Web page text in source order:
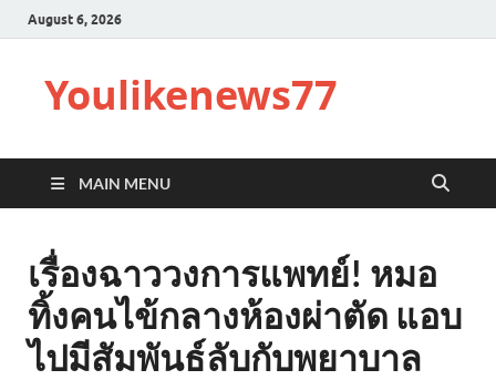
August 6, 2026
Youlikenews77
MAIN MENU
เรื่องฉาววงการแพทย์! หมอ
ทิ้งคนไข้กลางห้องผ่าตัด แอบ
ไปมีสัมพันธ์ลับกับพยาบาล